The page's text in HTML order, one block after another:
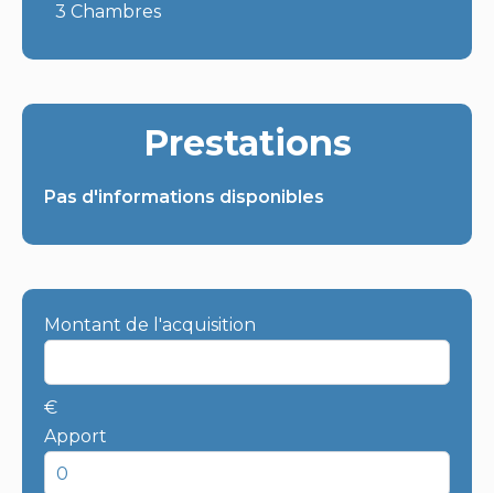
3 Chambres
Prestations
Pas d'informations disponibles
Montant de l'acquisition
€
Apport